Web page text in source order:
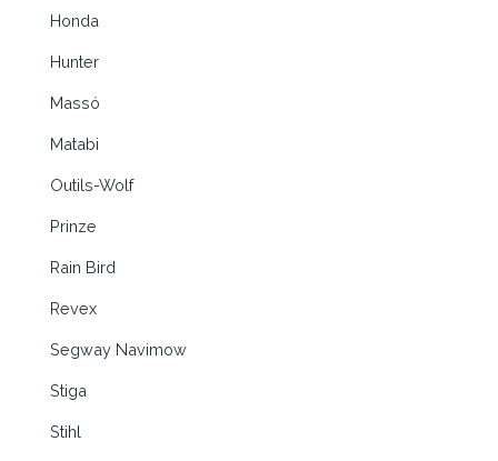
Honda
Hunter
Massó
Matabi
Outils-Wolf
Prinze
Rain Bird
Revex
Segway Navimow
Stiga
Stihl